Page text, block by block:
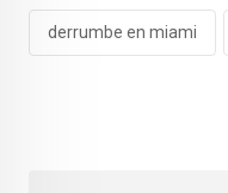
derrumbe en miami